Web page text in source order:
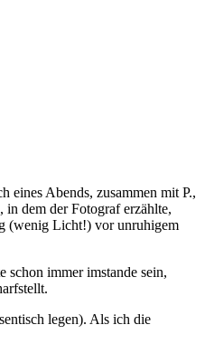
eines Abends, zusammen mit P.,
in dem der Fotograf erzählte,
(wenig Licht!) vor unruhigem
immer imstande sein,
legen). Als ich die